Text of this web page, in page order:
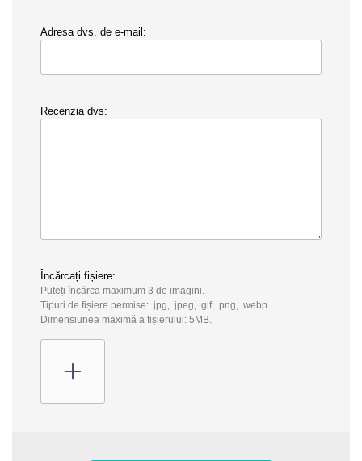
Adresa dvs. de e-mail:
Recenzia dvs:
Încărcați fișiere:
Puteți încărca maximum 3 de imagini.
Tipuri de fișiere permise: .jpg, .jpeg, .gif, .png, .webp.
Dimensiunea maximă a fișierului: 5MB.